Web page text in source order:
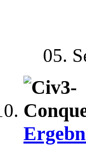
05.